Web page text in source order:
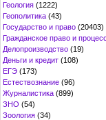
Геология (1222)
Геополитика (43)
Государство и право (20403)
Гражданское право и процесс
Делопроизводство (19)
Деньги и кредит (108)
ЕГЭ (173)
Естествознание (96)
Журналистика (899)
ЗНО (54)
Зоология (34)